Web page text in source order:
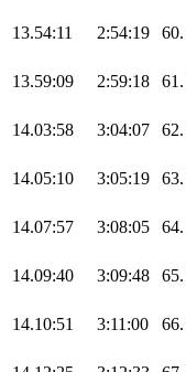
13.54:11 2:54:19 60.
13.59:09 2:59:18 61.
14.03:58 3:04:07 62.
14.05:10 3:05:19 63.
14.07:57 3:08:05 64.
14.09:40 3:09:48 65.
14.10:51 3:11:00 66.